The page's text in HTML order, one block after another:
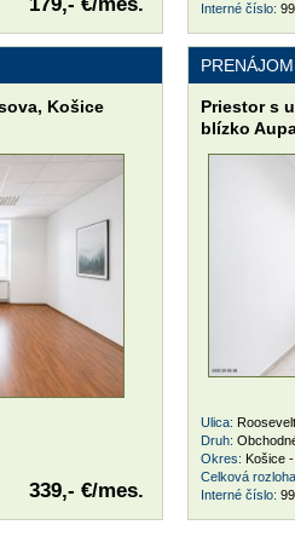
Interné číslo:
Košice
339,- €/mes.
PRENÁJOM
Priestor s
blízko
Ulica:
Druh:
Okres: Košice
Celková
Interné číslo: